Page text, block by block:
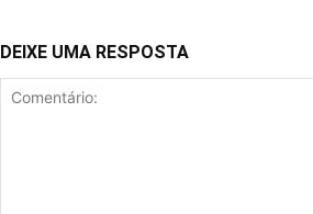
DEIXE UMA RESPOSTA